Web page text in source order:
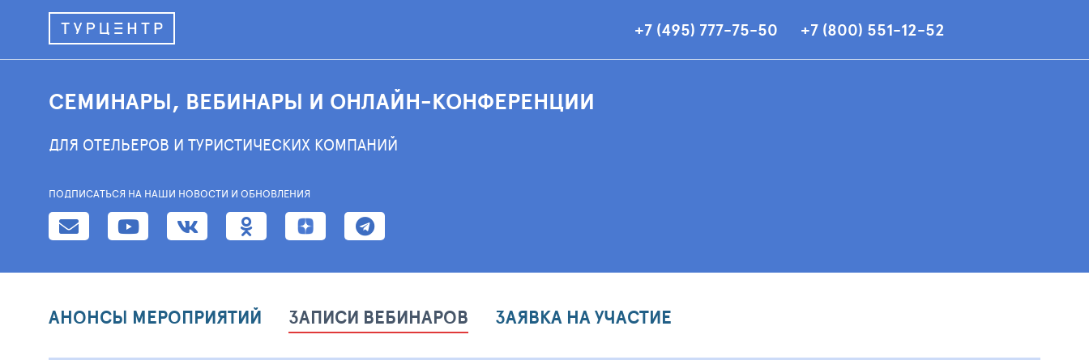
+7 (495) 777-75-50 +7 (800) 551-12-52
СЕМИНАРЫ, ВЕБИНАРЫ И ОНЛАЙН-КОНФЕРЕНЦИИ
ДЛЯ ОТЕЛЬЕРОВ И ТУРИСТИЧЕСКИХ КОМПАНИЙ
ПОДПИСАТЬСЯ НА НАШИ НОВОСТИ И ОБНОВЛЕНИЯ
АНОНСЫ МЕРОПРИЯТИЙ ЗАПИСИ ВЕБИНАРОВ ЗАЯВКА НА УЧАСТИЕ